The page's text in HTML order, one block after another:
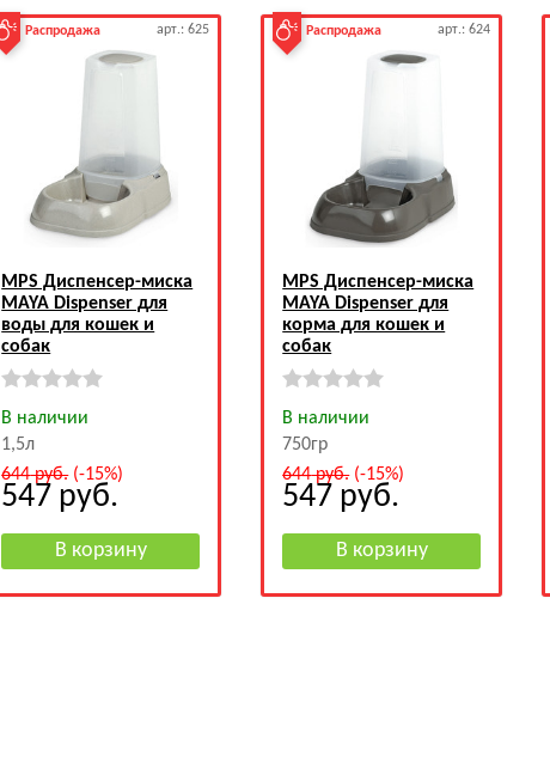
Распродажа арт.: 625
MPS Диспенсер-миска
MAYA Dispenser для
воды для кошек и
собак
В наличии
1,5л
644руб.(-15%)
547 руб.
Распродажа арт.: 624
MPS Диспенсер-миска
MAYA Dispenser для
корма для кошек и
собак
В наличии
750гр
644руб.(-15%)
547 руб.